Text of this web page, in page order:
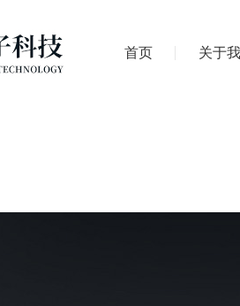
首页 关于